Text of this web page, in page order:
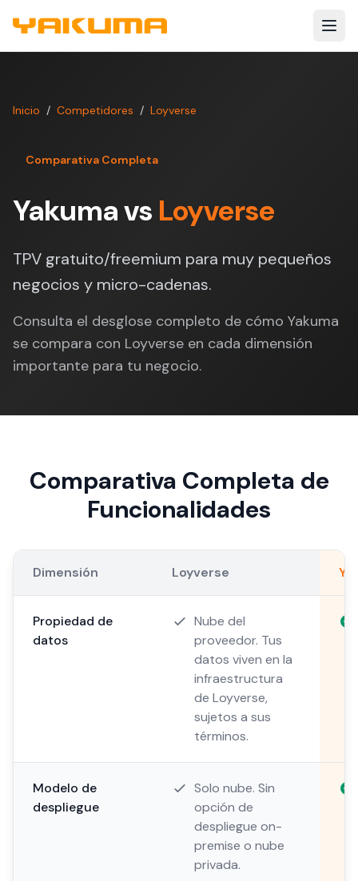
Inicio / Competidores / Loyverse
Comparativa Completa
Yakuma vs Loyverse
TPV gratuito/freemium para muy pequeños
negocios y micro-cadenas.
Consulta el desglose completo de cómo Yakuma
se compara con Loyverse en cada dimensión
importante para tu negocio.
Comparativa Completa de
Funcionalidades
Dimensión Loyverse
Propiedad de
datos
Nube del
proveedor. Tus
datos viven en la
infraestructura
de Loyverse,
sujetos a sus
términos.
Modelo de
despliegue
Solo nube. Sin
opción de
despliegue on-
premise o nube
privada.